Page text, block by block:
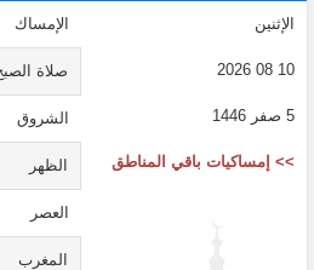
الإثنين
10 08 2026
5 صفر 1446
>> إمساكيات باقي المناطق
الإمساك
صلاة
الشروق
الظهر
العصر
المغرب